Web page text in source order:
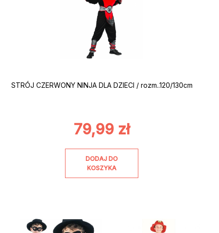
STRÓJ CZERWONY NINJA DLA DZIECI / rozm..120/130cm
79,99 zł
DODAJ DO
KOSZYKA